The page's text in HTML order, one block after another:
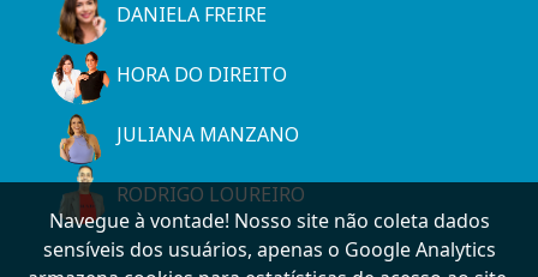
DANIELA FREIRE
HORA DO DIREITO
JULIANA MANZANO
RODRIGO LOUREIRO
Navegue à vontade! Nosso site não coleta dados
sensíveis dos usuários, apenas o Google Analytics